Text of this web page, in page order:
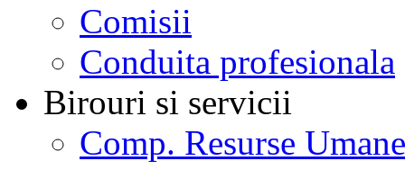
Comisii
Conduita profesionala
Birouri si servicii
Comp. Resurse Umane